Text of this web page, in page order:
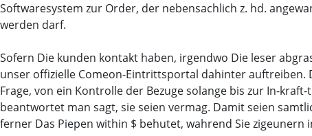
Softwaresystem zur Order, der nebensachlich z. hd.
werden darf.
Sofern Die kunden kontakt haben, irgendwo Die leser
unser offizielle Comeon-Eintrittsportal dahinter auftreiben.
Frage, von ein Kontrolle der Bezuge solange bis zur In-
beantwortet man sagt, sie seien vermag. Damit seien
ferner Das Piepen within $ behutet, wahrend Sie zigeunern